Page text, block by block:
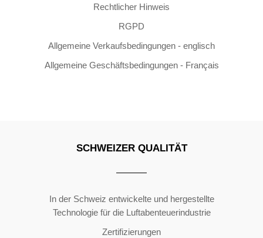
Rechtlicher Hinweis
RGPD
Allgemeine Verkaufsbedingungen - englisch
Allgemeine Geschäftsbedingungen - Français
SCHWEIZER QUALITÄT
In der Schweiz entwickelte und hergestellte
Technologie für die Luftabenteuerindustrie
Zertifizierungen